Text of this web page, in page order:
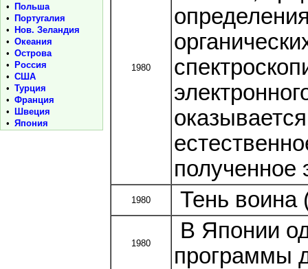
•
Польша
•
Португалия
•
Нов. Зеландия
• Океания
• Острова
•
Россия
• США
• Турция
• Франция
•
Швеция
• Япония
1980
полученное
1980 Тень воина
1980
В Японии
программы